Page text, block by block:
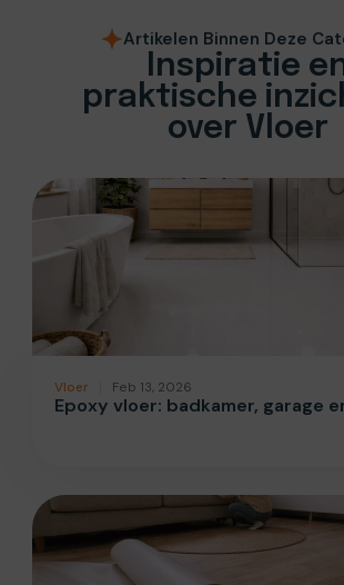
Artikelen Binnen Deze
Inspiratie
praktische
over Vloer
Vloer Feb 13, 2026
Epoxy vloer: badkamer, garage